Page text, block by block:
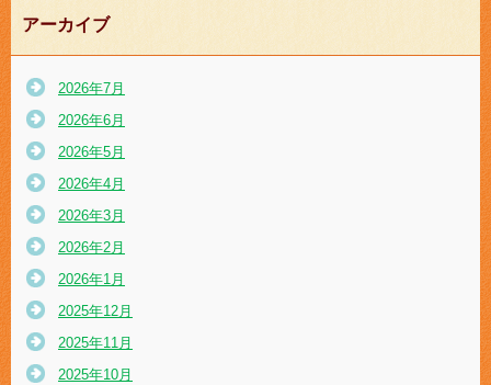
アーカイブ
2026年7月
2026年6月
2026年5月
2026年4月
2026年3月
2026年2月
2026年1月
2025年12月
2025年11月
2025年10月